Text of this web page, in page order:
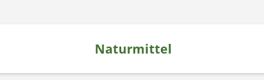
Naturmittel